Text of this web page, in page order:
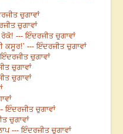
ਚੁਗਾਵਾਂ
ਚੁਗਾਵਾਂ
--- ਇੰਦਰਜੀਤ ਚੁਗਾਵਾਂ
ਕਸੂਰ!’ --- ਇੰਦਰਜੀਤ ਚੁਗਾਵਾਂ
ਚੁਗਾਵਾਂ
ਚੁਗਾਵਾਂ
ਚੁਗਾਵਾਂ
ਇੰਦਰਜੀਤ ਚੁਗਾਵਾਂ
ਚੁਗਾਵਾਂ
--- ਇੰਦਰਜੀਤ ਚੁਗਾਵਾਂ